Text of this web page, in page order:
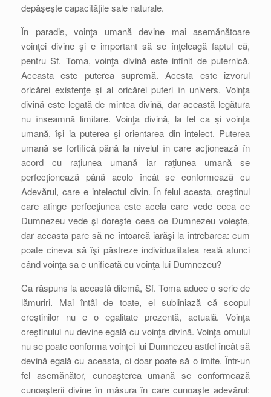
depăşeşte capacităţile sale naturale.
În paradis, voinţa umană devine mai asemănătoare
voinţei divine şi e important să se înţeleagă faptul că,
pentru Sf. Toma, voinţa divină este infinit de puternică.
Aceasta este puterea supremă. Acesta este izvorul
oricărei existenţe şi al oricărei puteri în univers. Voinţa
divină este legată de mintea divină, dar această legătura
nu înseamnă limitare. Voinţa divină, la fel ca şi voinţa
umană, îşi ia puterea şi orientarea din intelect. Puterea
umană se fortifică până la nivelul în care acţionează în
acord cu raţiunea umană iar raţiunea umană se
perfecţionează până acolo încât se conformează cu
Adevărul, care e intelectul divin. În felul acesta, creştinul
care atinge perfecţiunea este acela care vede ceea ce
Dumnezeu vede şi doreşte ceea ce Dumnezeu voieşte,
dar aceasta pare să ne întoarcă iarăşi la întrebarea: cum
poate cineva să îşi păstreze individualitatea reală atunci
când voinţa sa e unificată cu voinţa lui Dumnezeu?
Ca răspuns la această dilemă, Sf. Toma aduce o serie de
lămuriri. Mai întâi de toate, el subliniază că scopul
creştinilor nu e o egalitate prezentă, actuală. Voinţa
creştinului nu devine egală cu voinţa divină. Voinţa omului
nu se poate conforma voinţei lui Dumnezeu astfel încât să
devină egală cu aceasta, ci doar poate să o imite. Într-un
fel asemănător, cunoaşterea umană se conformează
cunoaşterii divine în măsura în care cunoaşte adevărul: